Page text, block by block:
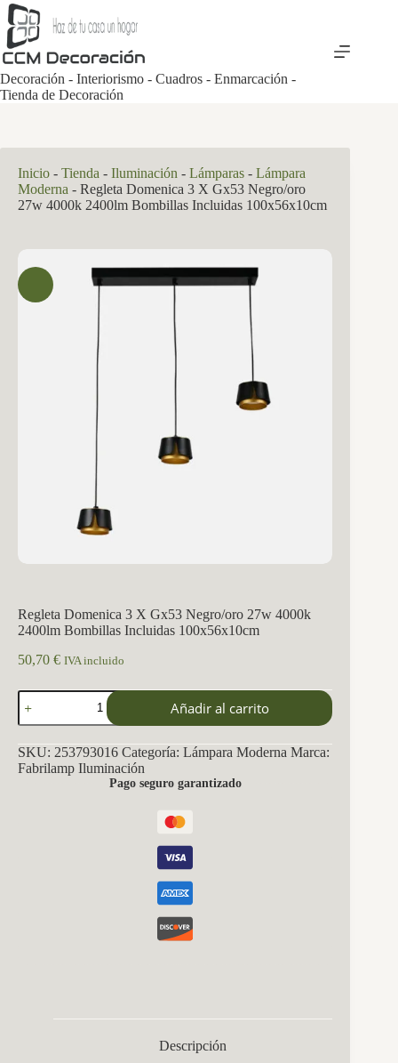
Saltar
al
contenido
Decoración - Interiorismo - Cuadros - Enmarcación -
Tienda de Decoración
Inicio - Tienda - Iluminación - Lámparas - Lámpara
Moderna - Regleta Domenica 3 X Gx53 Negro/oro
27w 4000k 2400lm Bombillas Incluidas 100x56x10cm
Regleta Domenica 3 X Gx53 Negro/oro 27w 4000k
2400lm Bombillas Incluidas 100x56x10cm
50,70 € IVA incluido
Regleta
Domenica
3
X
Gx53
Negro/oro
Añadir al carrito
SKU: 253793016 Categoría: Lámpara Moderna Marca:
Fabrilamp Iluminación
Pago seguro garantizado
Descripción